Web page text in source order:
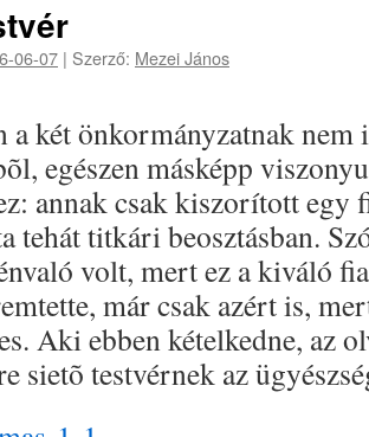
06-07 | Szerző: Mezei János
a két önkormányzatnak nem
egészen másképp
annak csak kiszorított egy
tehát titkári beosztásban.
volt, mert ez a kiváló
már csak azért is,
Aki ebben kételkedne, az
sietõ testvérnek az